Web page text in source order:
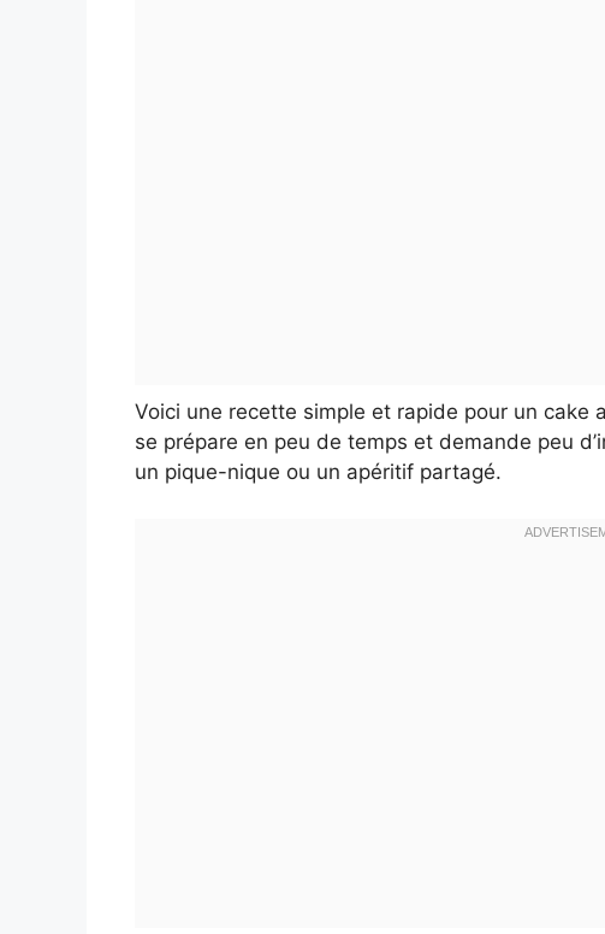
Voici une recette simple et rapide pour un cake
se prépare en peu de temps et demande peu
un pique-nique ou un apéritif partagé.